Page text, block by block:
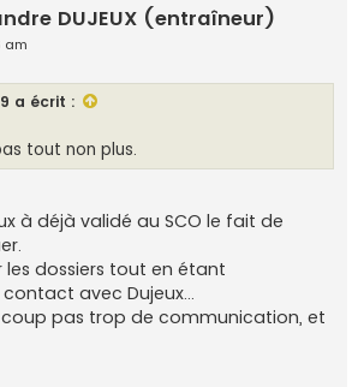
DUJEUX (entraîneur)
am
a écrit :
tout non plus.
à déjà validé au SCO le fait de
les dossiers tout en étant
avec Dujeux...
coup pas trop de communication, et